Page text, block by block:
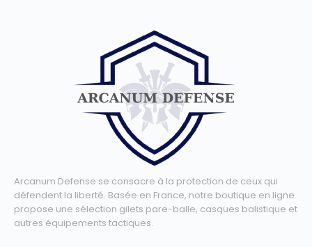
Arcanum Defense se consacre à la protection de ceux qui
défendent la liberté. Basée en France, notre boutique en ligne
propose une sélection gilets pare-balle, casques balistique et
autres équipements tactiques.